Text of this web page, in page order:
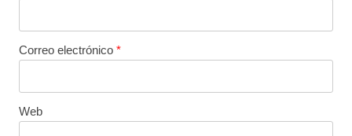
Correo electrónico *
Web